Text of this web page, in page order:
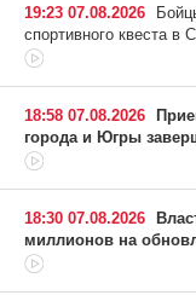
19:23 07.08.2026
спортивного квеста в
18:58 07.08.2026
города и Югры
18:30 07.08.2026
миллионов на